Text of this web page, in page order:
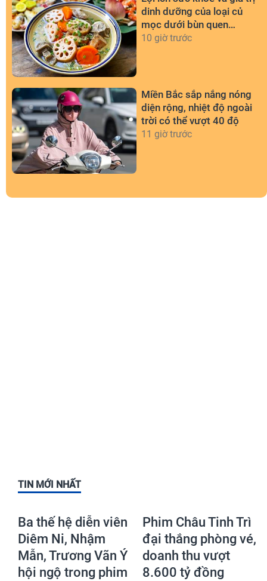
dinh dưỡng của loại củ
mọc dưới bùn quen
thuộc
10 giờ trước
Miền Bắc sắp nắng nóng
diện rộng, nhiệt độ ngoài
trời có thể vượt 40 độ
11 giờ trước
TIN MỚI NHẤT
Ba thế hệ diễn viên
Diêm Ni, Nhậm
Mẫn, Trương Vãn Ý
hội ngộ trong phim
Phim Châu Tinh Trì
đại thắng phòng vé,
doanh thu vượt
8.600 tỷ đồng